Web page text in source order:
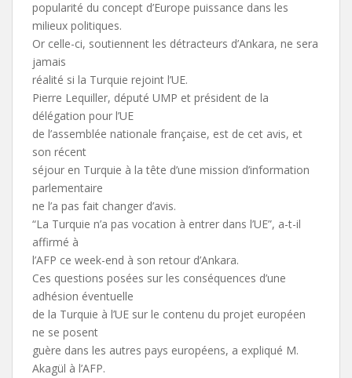
popularité du concept d’Europe puissance dans les
milieux politiques.
Or celle-ci, soutiennent les détracteurs d’Ankara, ne sera
jamais
réalité si la Turquie rejoint l’UE.
Pierre Lequiller, député UMP et président de la
délégation pour l’UE
de l’assemblée nationale française, est de cet avis, et
son récent
séjour en Turquie à la tête d’une mission d’information
parlementaire
ne l’a pas fait changer d’avis.
“La Turquie n’a pas vocation à entrer dans l’UE”, a-t-il
affirmé à
l’AFP ce week-end à son retour d’Ankara.
Ces questions posées sur les conséquences d’une
adhésion éventuelle
de la Turquie à l’UE sur le contenu du projet européen
ne se posent
guère dans les autres pays européens, a expliqué M.
Akagül à l’AFP.